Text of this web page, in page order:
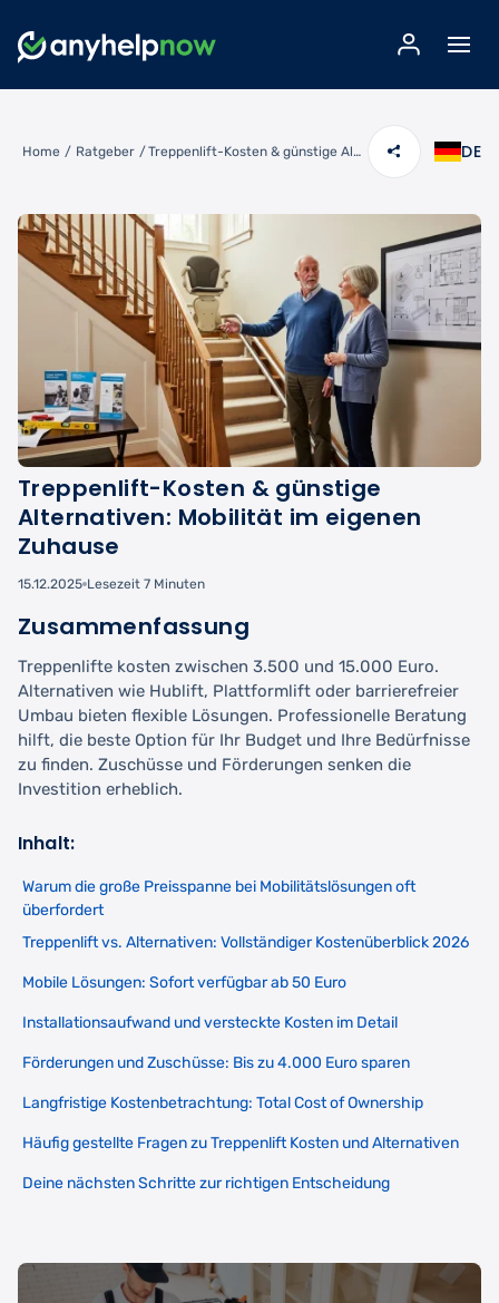
Home / Ratgeber / Treppenlift-Kosten & günstige Alternativen: Mobilität im eigenen Zuhause DE
Treppenlift-Kosten & günstige
Alternativen: Mobilität im eigenen
Zuhause
15.12.2025 Lesezeit 7 Minuten
Zusammenfassung
Treppenlifte kosten zwischen 3.500 und 15.000 Euro.
Alternativen wie Hublift, Plattformlift oder barrierefreier
Umbau bieten flexible Lösungen. Professionelle Beratung
hilft, die beste Option für Ihr Budget und Ihre Bedürfnisse
zu finden. Zuschüsse und Förderungen senken die
Investition erheblich.
Inhalt:
Warum die große Preisspanne bei Mobilitätslösungen oft
überfordert
Treppenlift vs. Alternativen: Vollständiger Kostenüberblick 2026
Mobile Lösungen: Sofort verfügbar ab 50 Euro
Installationsaufwand und versteckte Kosten im Detail
Förderungen und Zuschüsse: Bis zu 4.000 Euro sparen
Langfristige Kostenbetrachtung: Total Cost of Ownership
Häufig gestellte Fragen zu Treppenlift Kosten und Alternativen
Deine nächsten Schritte zur richtigen Entscheidung